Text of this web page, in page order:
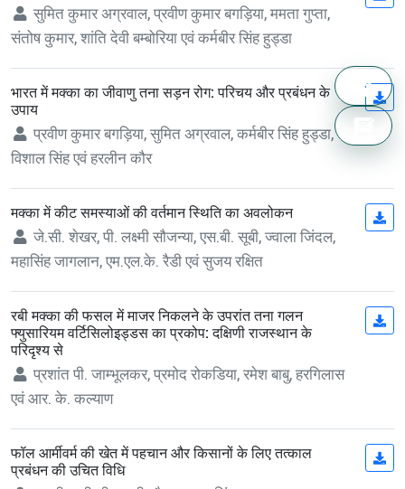
सुमित कुमार अग्रवाल, प्रवीण कुमार बगड़िया, ममता गुप्ता,
संतोष कुमार, शांति देवी बम्बोरिया एवं कर्मबीर सिंह हुड्डा
भारत में मक्का का जीवाणु तना सड़न रोग: परिचय और प्रबंधन के
उपाय
प्रवीण कुमार बगड़िया, सुमित अग्रवाल, कर्मबीर सिंह हुड्डा,
विशाल सिंह एवं हरलीन कौर
मक्का में कीट समस्याओं की वर्तमान स्थिति का अवलोकन
जे.सी. शेखर, पी. लक्ष्मी सौजन्या, एस.बी. सूबी, ज्वाला जिंदल,
महासिंह जागलान, एम.एल.के. रैडी एवं सुजय रक्षित
रबी मक्का की फसल में माजर निकलने के उपरांत तना गलन
फ्युसारियम वर्टिसिलोइड्डस का प्रकोप: दक्षिणी राजस्थान के
परिदृश्य से
प्रशांत पी. जाम्भूलकर, प्रमोद रोकडिया, रमेश बाबु, हरगिलास
एवं आर. के. कल्याण
फॉल आर्मीवर्म की खेत में पहचान और किसानों के लिए तत्काल
प्रबंधन की उचित विधि